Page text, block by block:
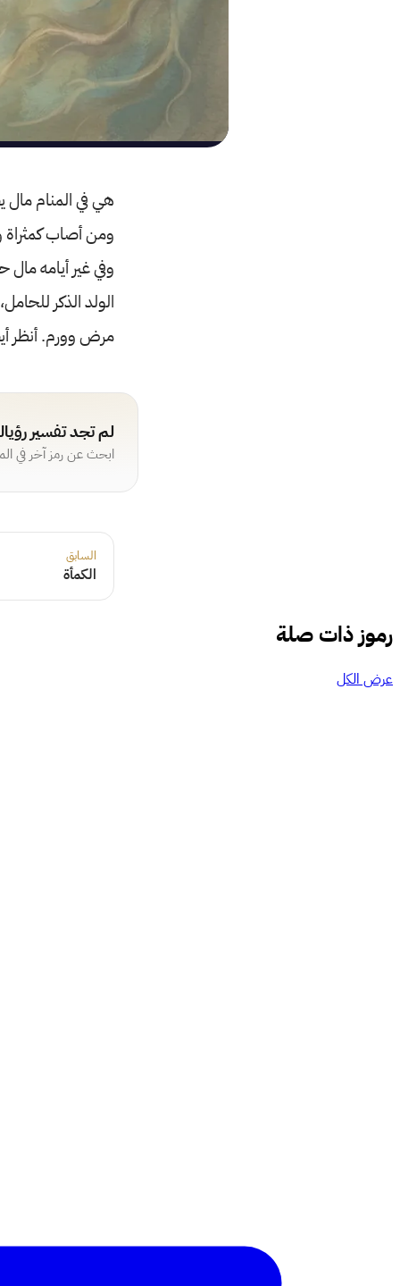
هي في المنام
ومن أصاب كمثراة
وفي غير أيامه
الولد الذكر
مرض وورم. أنظر
لم تجد تفسير
ابحث عن رمز آخر في
السابق
الكمأة
رموز ذات صلة
عرض الكل